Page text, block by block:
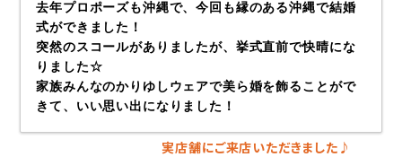
去年プロポーズも沖縄で、今回も縁のある沖縄で結婚
式ができました！
突然のスコールがありましたが、挙式直前で快晴にな
りました☆
家族みんなのかりゆしウェアで美ら婚を飾ることがで
きて、いい思い出になりました！
実店舗にご来店いただきました♪